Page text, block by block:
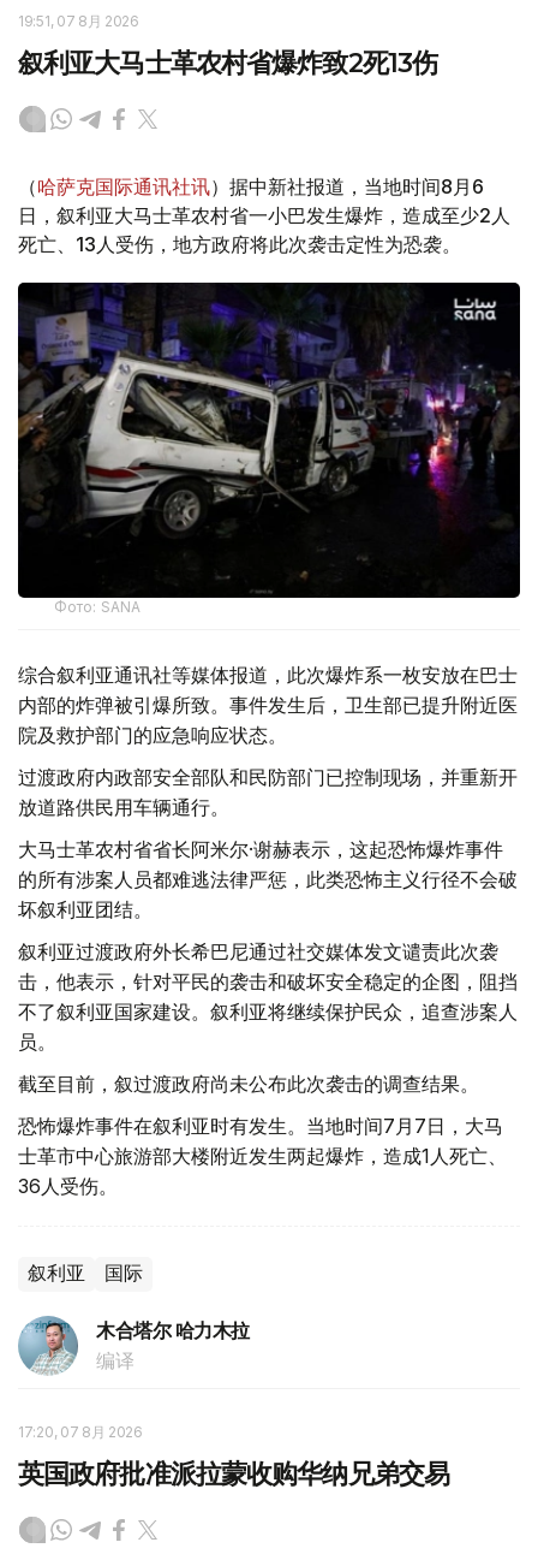
19:51, 07 8月 2026
叙利亚大马士革农村省爆炸致2死13伤
（哈萨克国际通讯社讯）据中新社报道，当地时间8月6
日，叙利亚大马士革农村省一小巴发生爆炸，造成至少2人
死亡、13人受伤，地方政府将此次袭击定性为恐袭。
Фото: SANA
综合叙利亚通讯社等媒体报道，此次爆炸系一枚安放在巴士
内部的炸弹被引爆所致。事件发生后，卫生部已提升附近医
院及救护部门的应急响应状态。
过渡政府内政部安全部队和民防部门已控制现场，并重新开
放道路供民用车辆通行。
大马士革农村省省长阿米尔·谢赫表示，这起恐怖爆炸事件
的所有涉案人员都难逃法律严惩，此类恐怖主义行径不会破
坏叙利亚团结。
叙利亚过渡政府外长希巴尼通过社交媒体发文谴责此次袭
击，他表示，针对平民的袭击和破坏安全稳定的企图，阻挡
不了叙利亚国家建设。叙利亚将继续保护民众，追查涉案人
员。
截至目前，叙过渡政府尚未公布此次袭击的调查结果。
恐怖爆炸事件在叙利亚时有发生。当地时间7月7日，大马
士革市中心旅游部大楼附近发生两起爆炸，造成1人死亡、
36人受伤。
叙利亚 国际
木合塔尔 哈力木拉
编译
17:20, 07 8月 2026
英国政府批准派拉蒙收购华纳兄弟交易